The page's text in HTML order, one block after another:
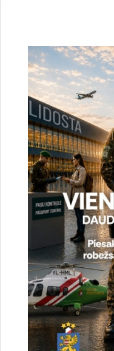
Dalīties
Vai šī